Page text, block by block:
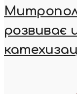
розвиває